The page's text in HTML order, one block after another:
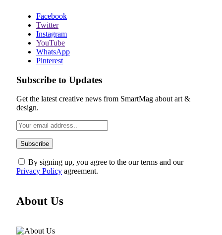
Facebook
Twitter
Instagram
YouTube
WhatsApp
Pinterest
Subscribe to Updates
Get the latest creative news from SmartMag about art &
design.
By signing up, you agree to the our terms and our
Privacy Policy agreement.
About Us